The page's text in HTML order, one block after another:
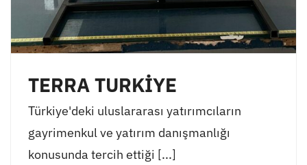
TERRA TURKİYE
Türkiye'deki uluslararası yatırımcıların
gayrimenkul ve yatırım danışmanlığı
konusunda tercih ettiği [...]